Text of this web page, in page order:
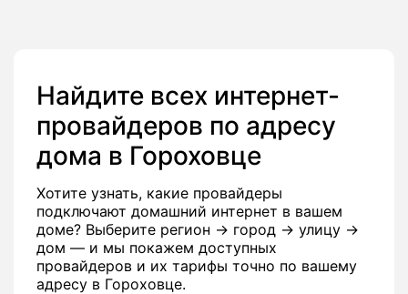
Найдите всех интернет-
провайдеров по адресу
дома в Гороховце
Хотите узнать, какие провайдеры
подключают домашний интернет в вашем
доме? Выберите регион → город → улицу →
дом — и мы покажем доступных
провайдеров и их тарифы точно по вашему
адресу в Гороховце.